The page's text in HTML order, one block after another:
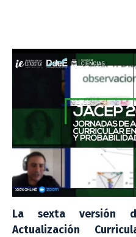
La sexta versión
Actualización